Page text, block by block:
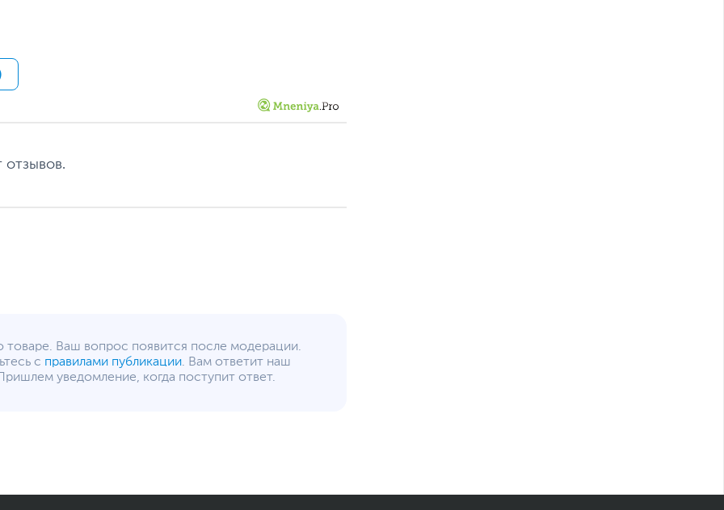
отзывов.
товаре. Ваш вопрос появится после модерации.
с правилами публикации. Вам ответит наш
уведомление, когда поступит ответ.